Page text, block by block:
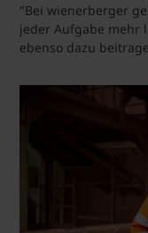
"Bei wienerberger
jeder Aufgabe mehr
ebenso dazu